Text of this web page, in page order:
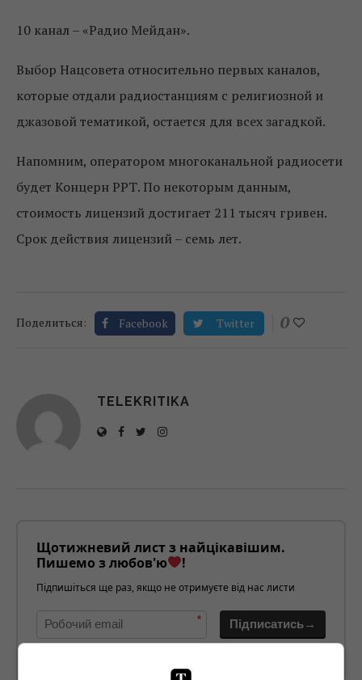
10 канал – «Радио Мейдан».
Выбор Нацсовета относительно первых каналов,
которые отдали радиостанциям с религиозной и
джазовой тематикой, остается для всех загадкой.
Напомним, оператором многоканальной радиосети
будет Концерн РРТ. По некоторым данным,
стоимость лицензий достигает 211 тысяч гривен.
Срок действия лицензий – семь лет.
Поделиться: Facebook Twitter 0
TELEKRITIKA
Щотижневий лист з найцікавішим.
Пишемо з любов'ю
!
Підпишіться ще раз, якщо не отримуєте від нас листи
* Підписатись→